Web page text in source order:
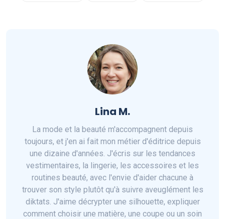
Lina M.
La mode et la beauté m'accompagnent depuis
toujours, et j'en ai fait mon métier d'éditrice depuis
une dizaine d'années. J'écris sur les tendances
vestimentaires, la lingerie, les accessoires et les
routines beauté, avec l'envie d'aider chacune à
trouver son style plutôt qu'à suivre aveuglément les
diktats. J'aime décrypter une silhouette, expliquer
comment choisir une matière, une coupe ou un soin